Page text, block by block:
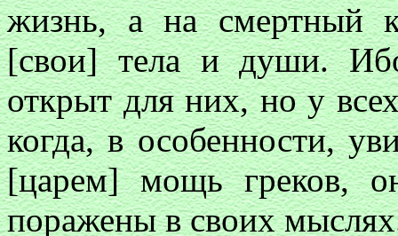
жизнь, а на смертный
[свои] тела и души.
открыт для них, но у
когда, в особенности,
[царем] мощь греков,
поражены в своих